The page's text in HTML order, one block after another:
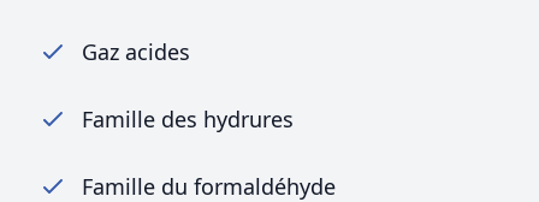
Gaz acides
Famille des hydrures
Famille du formaldéhyde